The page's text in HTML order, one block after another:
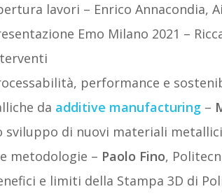
lavori – Enrico Annacondia,
Emo Milano 2021 –
performance e
da additive manufacturing–
sviluppo di nuovi materiali
metodologie – Paolo Fino,
e limiti della Stampa 3D di